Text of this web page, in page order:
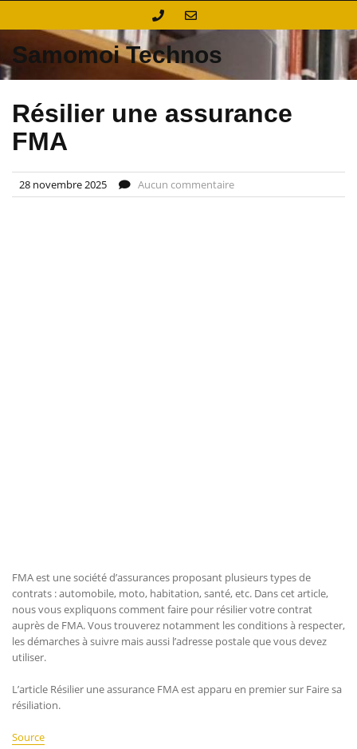
Samomoi Technos
Résilier une assurance
FMA
28 novembre 2025 Aucun commentaire
FMA est une société d’assurances proposant plusieurs types de
contrats : automobile, moto, habitation, santé, etc. Dans cet article,
nous vous expliquons comment faire pour résilier votre contrat
auprès de FMA. Vous trouverez notamment les conditions à respecter,
les démarches à suivre mais aussi l’adresse postale que vous devez
utiliser.
L’article Résilier une assurance FMA est apparu en premier sur Faire sa
résiliation.
Source